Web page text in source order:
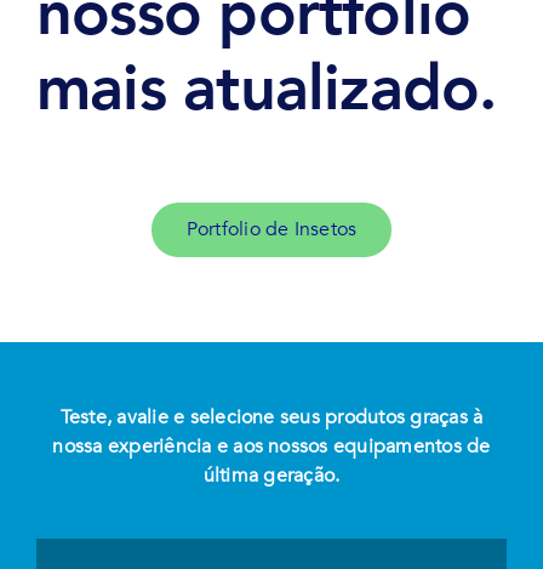
mais atualizado.
Portfolio de Insetos
Teste, avalie e selecione seus produtos graças à
nossa experiência e aos nossos equipamentos de
última geração.